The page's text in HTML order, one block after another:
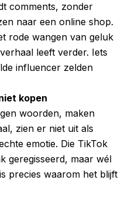
comments, zonder
naar een online shop.
rode wangen van geluk
leeft verder. Iets
influencer zelden
kopen
woorden, maken
zien er niet uit als
emotie. Die TikTok
geregisseerd, maar wél
precies waarom het blijft